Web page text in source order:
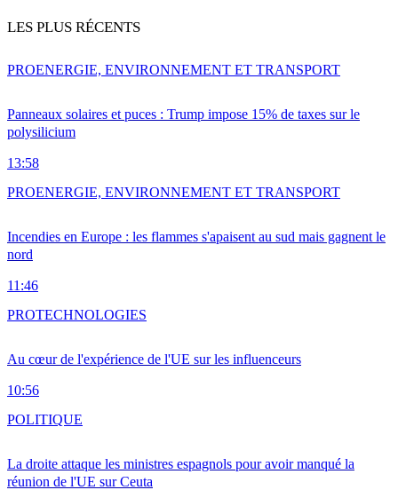
LES PLUS RÉCENTS
Panneaux solaires et puces : Trump impose 15% de taxes sur le
polysilicium
13:58
PROENERGIE, ENVIRONNEMENT ET TRANSPORT
Incendies en Europe : les flammes s'apaisent au sud mais gagnent le
nord
11:46
PROENERGIE, ENVIRONNEMENT ET TRANSPORT
Au cœur de l'expérience de l'UE sur les influenceurs
10:56
PROTECHNOLOGIES
La droite attaque les ministres espagnols pour avoir manqué la
réunion de l'UE sur Ceuta
POLITIQUE